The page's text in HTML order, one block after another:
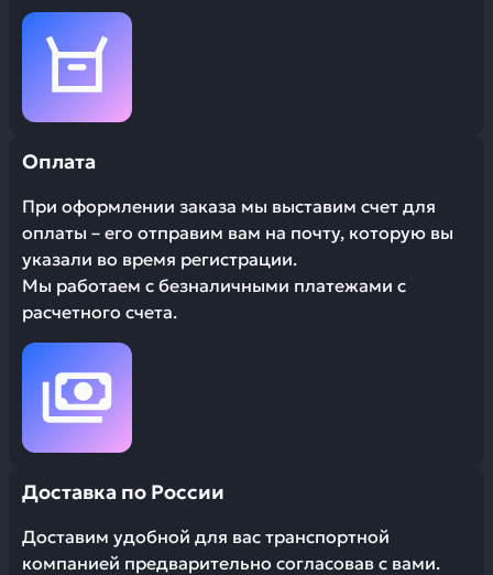
Оплата
При оформлении заказа мы выставим счет для
оплаты – его отправим вам на почту, которую вы
указали во время регистрации.
Мы работаем с безналичными платежами с
расчетного счета.
Доставка по России
Доставим удобной для вас транспортной
компанией предварительно согласовав с вами.